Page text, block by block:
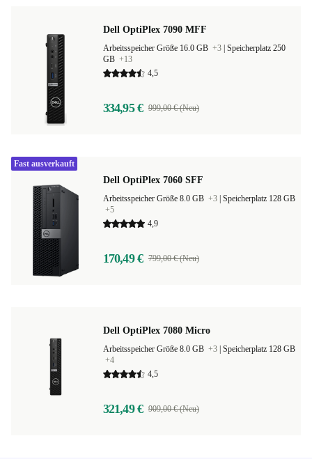
Dell OptiPlex 7090 MFF
Arbeitsspeicher Größe 16.0 GB +3 Speicherplatz 250
GB +13
4,5
334,95 € 999,00 € (Neu)
Dell OptiPlex 7060 SFF
Arbeitsspeicher Größe 8.0 GB +3 Speicherplatz 128 GB
+5
4,9
170,49 € 799,00 € (Neu)
Fast ausverkauft
Dell OptiPlex 7080 Micro
Arbeitsspeicher Größe 8.0 GB +3 Speicherplatz 128 GB
+4
4,5
321,49 € 909,00 € (Neu)